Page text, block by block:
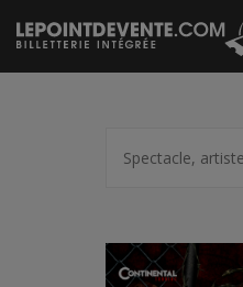
Passer
au
contenu
artiste,
lieu...